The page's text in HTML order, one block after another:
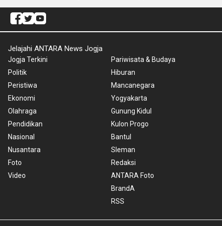
Jelajahi ANTARA News Jogja
Jogja Terkini
Politik
Peristiwa
Ekonomi
Olahraga
Pendidikan
Nasional
Nusantara
Foto
Video
Pariwisata & Budaya
Hiburan
Mancanegara
Yogyakarta
Gunung Kidul
Kulon Progo
Bantul
Sleman
Redaksi
ANTARA Foto
BrandA
RSS